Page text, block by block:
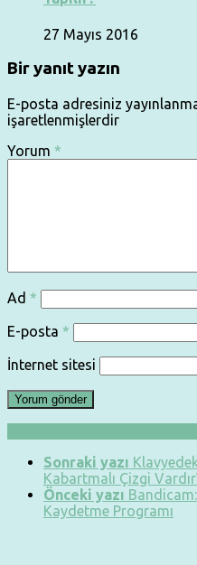
27 Mayıs 2016
Bir yanıt yazın
E-posta adresiniz
işaretlenmişlerdir
Yorum *
Ad *
E-posta *
İnternet sitesi
Sonraki yazı
Kabartmalı Çizgi
Önceki yazı
Kaydetme Programı